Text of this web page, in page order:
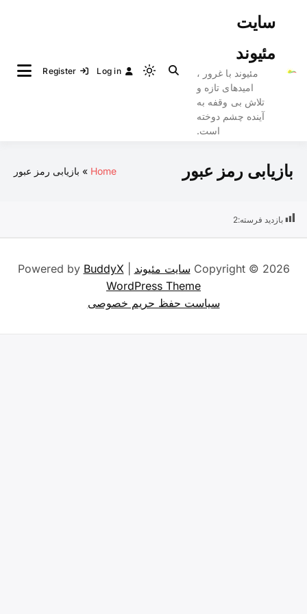
سایت
مئیوند
مئیوند با غرور ،
امیدهای تازه و
تلاش بی وقفه به
آینده چشم دوخته
است.
Light
Log in
Register
بازیابی رمز عبور Home بازیابی رمز عبور
بازدید فرسته:2
Copyright © 2026 سایت مئیوند | Powered by
BuddyX
WordPress Theme
سیاست حفظ حریم خصوصی